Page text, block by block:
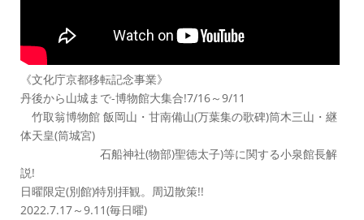
《文化庁京都移転記念事業》
丹後から山城まで-博物館大集合!7/16～9/11
竹取翁博物館 飯岡山・甘南備山(万葉集の歌碑)筒木三山・継
体天皇(筒城宮)
石船神社(物部)聖徳太子)等に関する小泉館長解
説!
日曜限定(別館)特別拝観。周辺散策!!
2022.7.17～9.11(毎日曜)